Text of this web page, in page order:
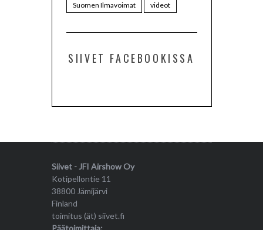
Suomen Ilmavoimat
videot
SIIVET FACEBOOKISSA
Siivet - JFI Airshow Oy
Kotipellontie 11
38800 Jämijärvi
Finland
toimitus (ät) siivet.fi